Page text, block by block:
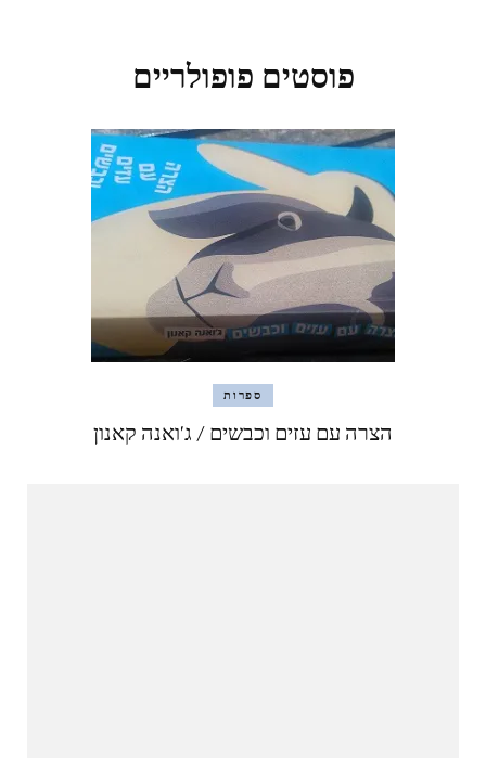
פוסטים פופולריים
ספרות
הצרה עם עזים וכבשים / ג'ואנה קאנון